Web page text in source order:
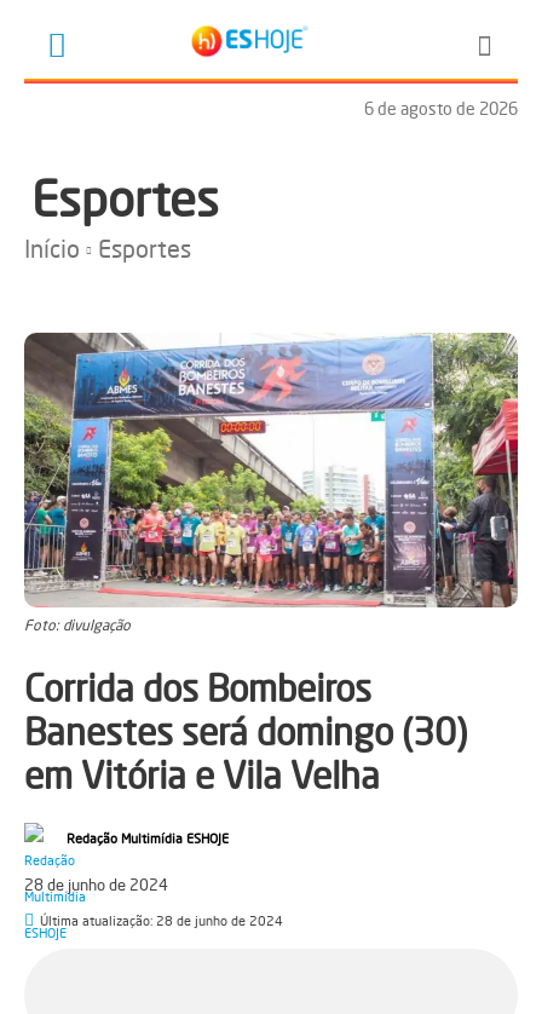
6 de agosto de 2026
Esportes
Início Esportes
Foto: divulgação
Corrida dos Bombeiros
Banestes será domingo (30)
em Vitória e Vila Velha
Redação Multimídia ESHOJE
28 de junho de 2024
Última atualização: 28 de junho de 2024